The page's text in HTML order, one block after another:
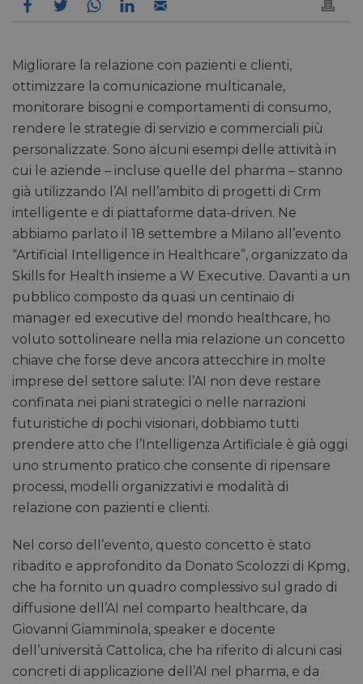
Migliorare la relazione con pazienti e clienti,
ottimizzare la comunicazione multicanale,
monitorare bisogni e comportamenti di consumo,
rendere le strategie di servizio e commerciali più
personalizzate. Sono alcuni esempi delle attività in
cui le aziende – incluse quelle del pharma – stanno
già utilizzando l’AI nell’ambito di progetti di Crm
intelligente e di piattaforme data-driven. Ne
abbiamo parlato il 18 settembre a Milano all’evento
“Artificial Intelligence in Healthcare”, organizzato da
Skills for Health insieme a W Executive. Davanti a un
pubblico composto da quasi un centinaio di
manager ed executive del mondo healthcare, ho
voluto sottolineare nella mia relazione un concetto
chiave che forse deve ancora attecchire in molte
imprese del settore salute: l’AI non deve restare
confinata nei piani strategici o nelle narrazioni
futuristiche di pochi visionari, dobbiamo tutti
prendere atto che l’Intelligenza Artificiale è già oggi
uno strumento pratico che consente di ripensare
processi, modelli organizzativi e modalità di
relazione con pazienti e clienti.
Nel corso dell’evento, questo concetto è stato
ribadito e approfondito da Donato Scolozzi di Kpmg,
che ha fornito un quadro complessivo sul grado di
diffusione dell’AI nel comparto healthcare, da
Giovanni Giamminola, speaker e docente
dell’università Cattolica, che ha riferito di alcuni casi
concreti di applicazione dell’AI nel pharma, e da